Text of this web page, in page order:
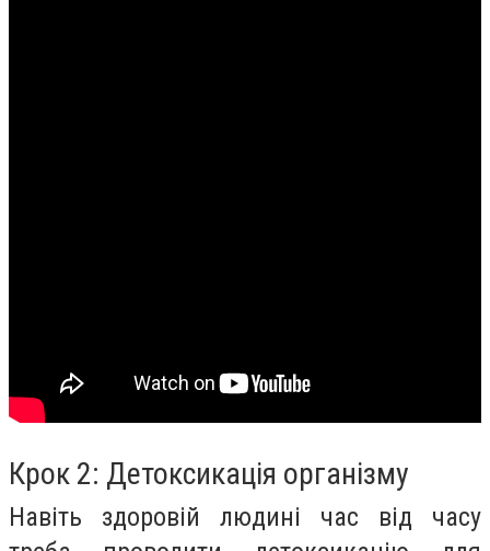
Крок 2: Детоксикація організму
Навіть здоровій людині час від часу